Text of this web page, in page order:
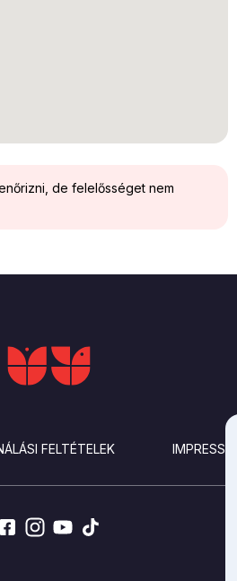
de felelősséget nem
FELTÉTELEK